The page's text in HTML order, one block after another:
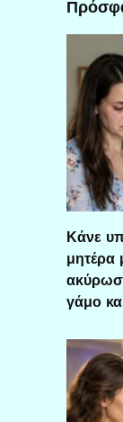
Κάνε
μητέρα
γάμο